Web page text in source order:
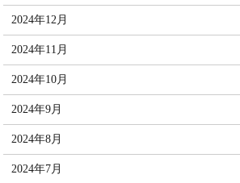
2024年12月
2024年11月
2024年10月
2024年9月
2024年8月
2024年7月